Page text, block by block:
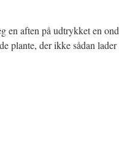
en aften på udtrykket en
plante, der ikke sådan lader